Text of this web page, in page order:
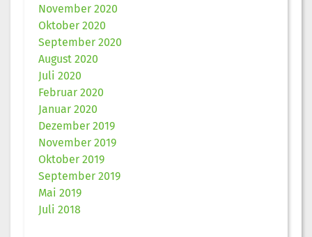
November 2020
Oktober 2020
September 2020
August 2020
Juli 2020
Februar 2020
Januar 2020
Dezember 2019
November 2019
Oktober 2019
September 2019
Mai 2019
Juli 2018